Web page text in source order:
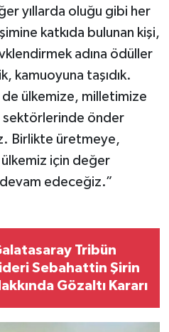
yıllarda oluğu gibi her
katkıda bulunan kişi,
adına ödüller
kamuoyuna taşıdık.
ülkemize, milletimize
sektörlerinde önder
Birlikte üretmeye,
için değer
devam edeceğiz.”
Tribün
Sebahattin Şirin
Gözaltı Kararı